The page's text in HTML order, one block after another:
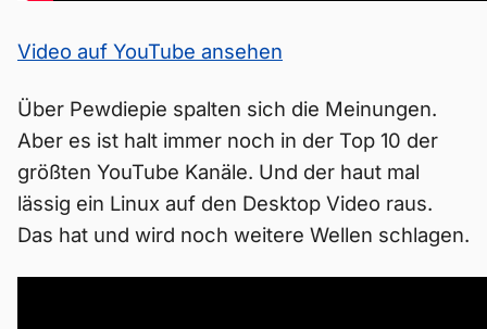
Video auf YouTube ansehen
Über Pewdiepie spalten sich die Meinungen.
Aber es ist halt immer noch in der Top 10 der
größten YouTube Kanäle. Und der haut mal
lässig ein Linux auf den Desktop Video raus.
Das hat und wird noch weitere Wellen schlagen.